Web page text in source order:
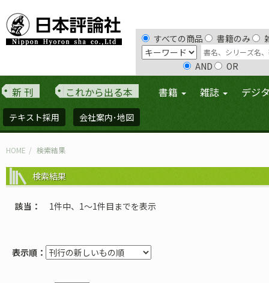
すべての商品 書籍のみ
AND OR
新 刊 これから出る本 書籍 雑誌 デジ
テキスト採用 会社案内･地図
HOME 検索結果
検索結果
該当 1件中、1〜1件目までを表示
表示順：